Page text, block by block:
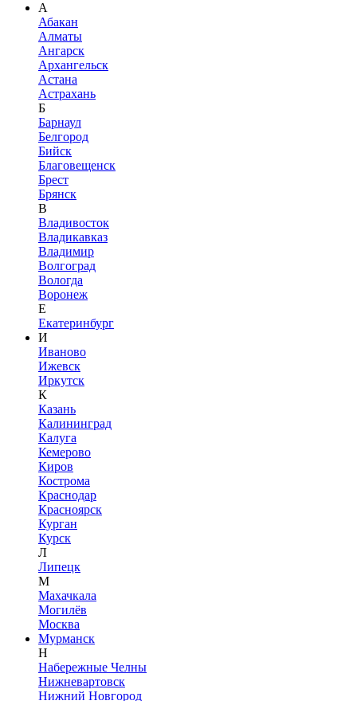
А
Абакан
Алматы
Ангарск
Архангельск
Астана
Астрахань
Б
Барнаул
Белгород
Бийск
Благовещенск
Брест
Брянск
В
Владивосток
Владикавказ
Владимир
Волгоград
Вологда
Воронеж
Е
Екатеринбург
И
Иваново
Ижевск
Иркутск
К
Казань
Калининград
Калуга
Кемерово
Киров
Кострома
Краснодар
Красноярск
Курган
Курск
Л
Липецк
М
Махачкала
Могилёв
Москва
Мурманск
Н
Набережные Челны
Нижневартовск
Нижний Новгород